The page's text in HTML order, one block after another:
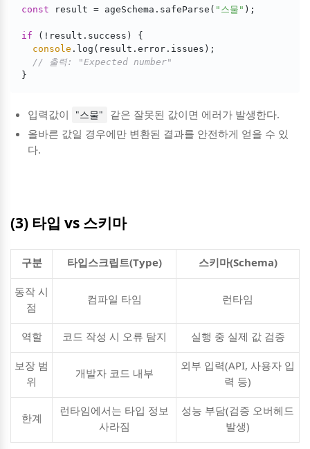
const result = ageSchema.safeParse( "스물" );
if (!result.success) {
console .log(result.error.issues);
// 출력: "Expected number"
}
입력값이 "스물"
같은 잘못된 값이면 에러가 발생한다.
올바른 값일 경우에만 변환된 결과를 안전하게 얻을 수 있
다.
(3) 타입 vs 스키마
구분 타입스크립트(Type) 스키마(Schema)
동작 시
점
컴파일 타임 런타임
역할 코드 작성 시 오류 탐지 실행 중 실제 값 검증
보장 범
위
개발자 코드 내부
외부 입력(API, 사용자 입
력 등)
한계
런타임에서는 타입 정보
사라짐
성능 부담(검증 오버헤드
발생)